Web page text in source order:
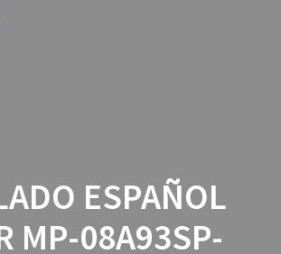
ESPAÑOL
MP-08A93SP-